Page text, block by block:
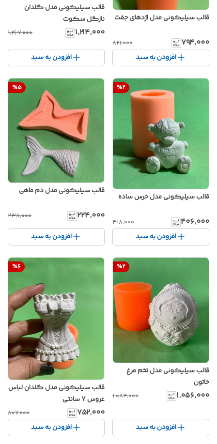
قالب سیلیکونی مدل اژدهای جفت
۷۹۴٬۰۰۰ ۸۲۱٬۰۰۰
افزودن به سبد
قالب سیلیکونی مدل گلدان
نازگل سکوت
۱٬۲۱۴٬۰۰۰ ۱٬۲۶۷٬۰۰۰
افزودن به سبد
%2
قالب سیلیکونی مدل خرس ساده
۴۰۶٬۰۰۰ ۴۱۸٬۰۰۰
افزودن به سبد
%5
قالب سیلیکونی مدل دم ماهی
۲۲۴٬۰۰۰ ۲۳۸٬۰۰۰
افزودن به سبد
%2
قالب سیلیکونی مدل تخم مرغ
خاتون
۱٬۰۵۶٬۰۰۰ ۱٬۰۸۴٬۰۰۰
افزودن به سبد
%6
قالب سیلیکونی مدل گلدان لباس
عروس 7 سانتی
۷۵۲٬۰۰۰ ۸۰۷٬۰۰۰
افزودن به سبد